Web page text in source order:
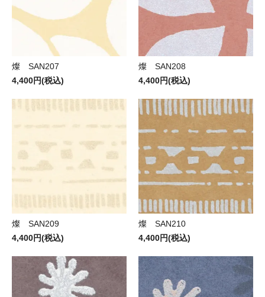
燦 SAN207
4,400円(税込)
燦 SAN208
4,400円(税込)
燦 SAN209
4,400円(税込)
燦 SAN210
4,400円(税込)